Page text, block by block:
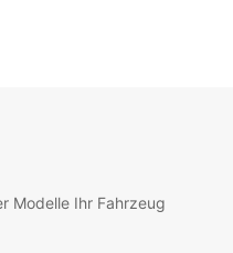
Modelle Ihr Fahrzeug